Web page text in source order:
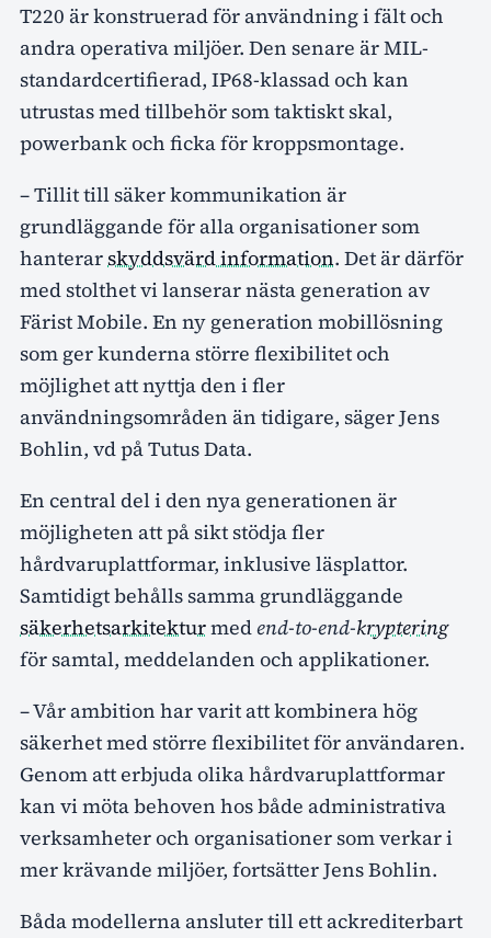
T220 är konstruerad för användning i fält och
andra operativa miljöer. Den senare är MIL-
standardcertifierad, IP68-klassad och kan
utrustas med tillbehör som taktiskt skal,
powerbank och ficka för kroppsmontage.
– Tillit till säker kommunikation är
grundläggande för alla organisationer som
hanterarskyddsvärd information. Det är därför
med stolthet vi lanserar nästa generation av
Färist Mobile. En ny generation mobillösning
som ger kunderna större flexibilitet och
möjlighet att nyttja den i fler
användningsområden än tidigare, säger Jens
Bohlin, vd på Tutus Data.
En central del i den nya generationen är
möjligheten att på sikt stödja fler
hårdvaruplattformar, inklusive läsplattor.
Samtidigt behålls samma grundläggande
säkerhetsarkitekturmedend-to-end-kryptering
för samtal, meddelanden och applikationer.
– Vår ambition har varit att kombinera hög
säkerhet med större flexibilitet för användaren.
Genom att erbjuda olika hårdvaruplattformar
kan vi möta behoven hos både administrativa
verksamheter och organisationer som verkar i
mer krävande miljöer, fortsätter Jens Bohlin.
Båda modellerna ansluter till ett ackrediterbart